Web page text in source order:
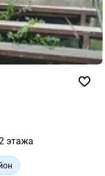
этажа